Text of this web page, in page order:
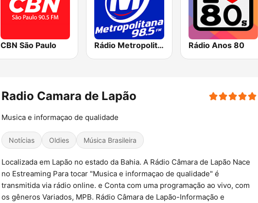
CBN São Paulo Rádio Metropolitana 98.5 FM Rádio Anos 80
Radio Camara de Lapão
Musica e informaçao de qualidade
Notícias Oldies Música Brasileira
Localizada em Lapão no estado da Bahia. A Rádio Câmara de Lapão Nace
no Estreaming Para tocar "Musica e informaçao de qualidade" é
transmitida via rádio online. e Conta com uma programação ao vivo, com
os gêneros Variados, MPB. Rádio Câmara de Lapão-Informação e